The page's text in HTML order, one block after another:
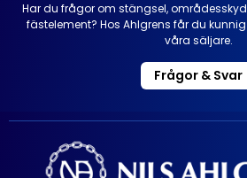
Har du frågor om stängsel,
fästelement? Hos Ahlgrens får du
våra säljare.
Frågor & Svar